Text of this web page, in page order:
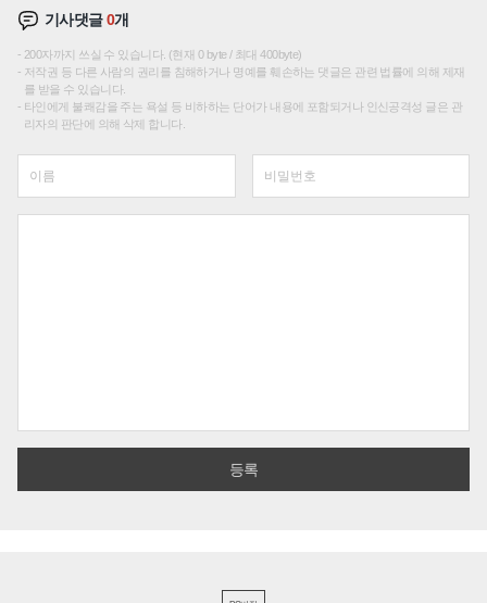
기사댓글0개
200자까지 쓰실 수 있습니다. (현재 0 byte / 최대 400byte)
저작권 등 다른 사람의 권리를 침해하거나 명예를 훼손하는 댓글은 관련 법률에 의해 제재
를 받을 수 있습니다.
타인에게 불쾌감을 주는 욕설 등 비하하는 단어가 내용에 포함되거나 인신공격성 글은 관
리자의 판단에 의해 삭제 합니다.